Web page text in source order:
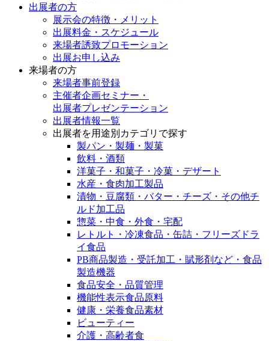
出展者の方
展示会の特徴・メリット
出展料⾦・スケジュール
来場者誘致プロモーション
出展お申し込み
来場者の方
来場者事前登録
主催者企画セミナー・
出展者プレゼンテーション
出展者情報一覧
出展者を用途別カテゴリで探す
製パン・製麺・製菓
飲料・酒類
洋菓子・和菓子・冷菓・デザート
水産・食肉加工製品
漬物・豆腐類・バター・チーズ・その他チ
ルド加工品
惣菜・中食・外食・宅配
レトルト・冷凍食品・缶詰・フリーズドラ
イ食品
PB商品製造・受託加工・賦形剤など・食品
製造機器
食品安全・品質管理
機能性表示食品原料
健康・栄養食品素材
ビューティー
介護・高齢者食